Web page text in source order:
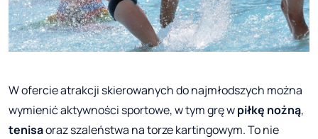
W ofercie atrakcji skierowanych do najmłodszych można
wymienić aktywności sportowe, w tym grę wpiłkę nożną,
tenisaoraz szaleństwa na torze kartingowym. To nie